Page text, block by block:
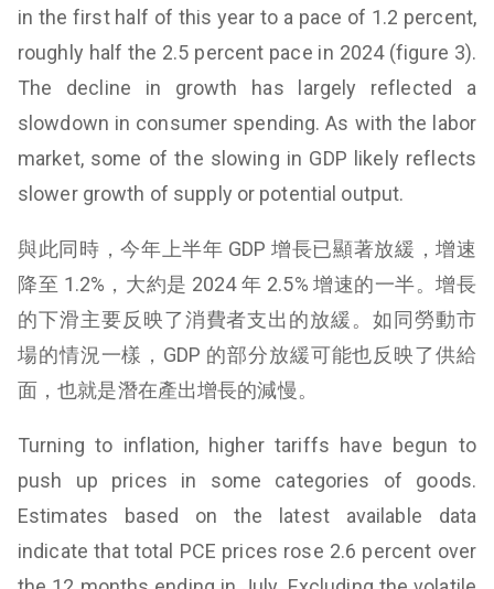
in the first half of this year to a pace of 1.2 percent,
roughly half the 2.5 percent pace in 2024 (figure 3).
The decline in growth has largely reflected a
slowdown in consumer spending. As with the labor
market, some of the slowing in GDP likely reflects
slower growth of supply or potential output.
與此同時，今年上半年 GDP 增長已顯著放緩，增速
降至 1.2%，大約是 2024 年 2.5% 增速的一半。增長
的下滑主要反映了消費者支出的放緩。如同勞動市
場的情況一樣，GDP 的部分放緩可能也反映了供給
面，也就是潛在產出增長的減慢。
Turning to inflation, higher tariffs have begun to
push up prices in some categories of goods.
Estimates based on the latest available data
indicate that total PCE prices rose 2.6 percent over